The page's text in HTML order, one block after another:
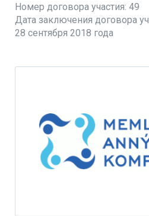
Номер договора участия: 49
Дата заключения договора
28 сентября 2018 года